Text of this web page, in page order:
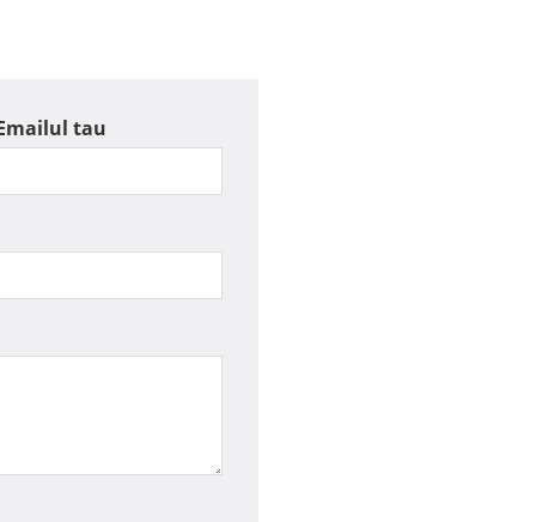
tau